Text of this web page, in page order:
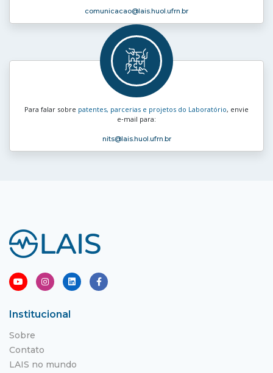
comunicacao@lais.huol.ufrn.br
Para falar sobre patentes, parcerias e projetos do Laboratório, envie
e‑mail para:
nits@lais.huol.ufrn.br
Institucional
Sobre
Contato
LAIS no mundo